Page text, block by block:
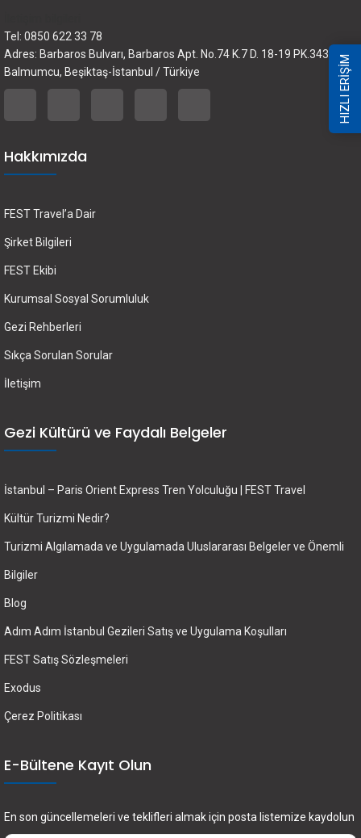
HIZLI ERİŞİM
Tel: 0850 622 33 78
Adres: Barbaros Bulvarı, Barbaros Apt. No.74 K.7 D. 18-19 PK.34349
Balmumcu, Beşiktaş-İstanbul / Türkiye
Hakkımızda
FEST Travel’a Dair
Şirket Bilgileri
FEST Ekibi
Kurumsal Sosyal Sorumluluk
Gezi Rehberleri
Sıkça Sorulan Sorular
İletişim
Gezi Kültürü ve Faydalı Belgeler
İstanbul – Paris Orient Express Tren Yolculuğu | FEST Travel
Kültür Turizmi Nedir?
Turizmi Algılamada ve Uygulamada Uluslararası Belgeler ve Önemli
Bilgiler
Blog
Adım Adım İstanbul Gezileri Satış ve Uygulama Koşulları
FEST Satış Sözleşmeleri
Exodus
Çerez Politikası
E-Bültene Kayıt Olun
En son güncellemeleri ve teklifleri almak için posta listemize kaydolun